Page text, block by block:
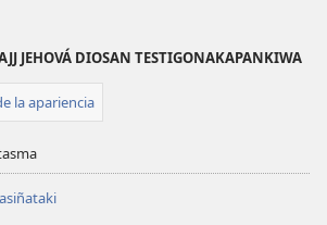
JEHOVÁ DIOSAN TESTIGONAKAPANKIWA
la apariencia